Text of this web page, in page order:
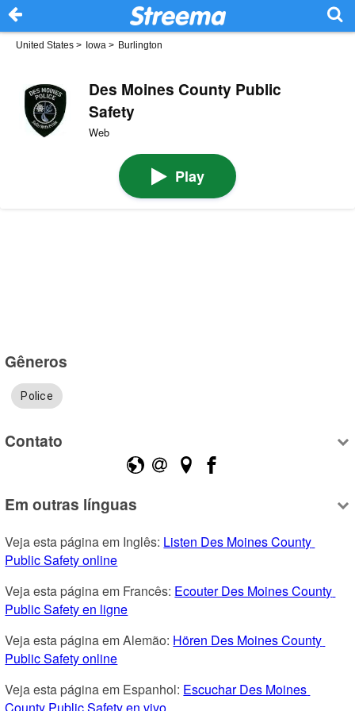
United States > Iowa > Burlington
Des Moines County Public
Safety
Web
Play
Gêneros
Police
Contato
Em outras línguas
Veja esta página em Inglês: Listen Des Moines County
Public Safety online
Veja esta página em Francês: Ecouter Des Moines County
Public Safety en ligne
Veja esta página em Alemão: Hören Des Moines County
Public Safety online
Veja esta página em Espanhol: Escuchar Des Moines
County Public Safety en vivo